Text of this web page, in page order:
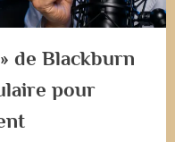
de Blackburn
pour